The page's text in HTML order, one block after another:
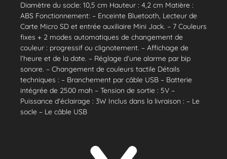
Diamètre du socle: 10,5 cm Hauteur : 4,2 cm Matière :
ABS Fonctionnement: – Enceinte Bluetooth, Lecteur de
Carte Micro SD et entrée auxiliaire Mini Jack. – 7 Couleurs
fixes + 2 modes automatiques de changement de
couleur : progressif ou clignotement. – Affichage de
l’heure et de la date. – Réglage d’une alarme par bip
sonore. – Changement de couleurs tactile Détails
techniques : – Branchement par câble USB – Batterie
intégrée de 2500 mah – Tension de sortie : 5V –
Puissance d’éclairage : 3W Inclus dans la livraison : – Le
socle – Le câble USB